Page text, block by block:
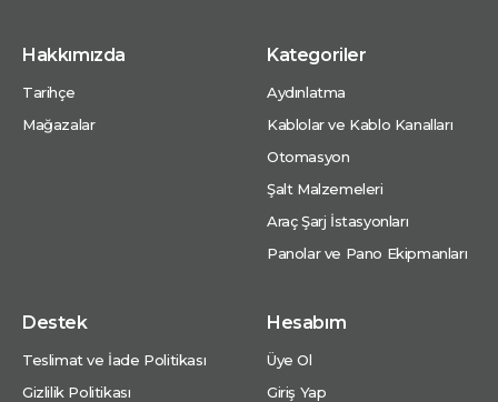
Hakkımızda
Tarihçe
Mağazalar
Kategoriler
Aydınlatma
Kablolar ve Kablo Kanalları
Otomasyon
Şalt Malzemeleri
Araç Şarj İstasyonları
Panolar ve Pano Ekipmanları
Destek
Teslimat ve İade Politikası
Gizlilik Politikası
Hesabım
Üye Ol
Giriş Yap